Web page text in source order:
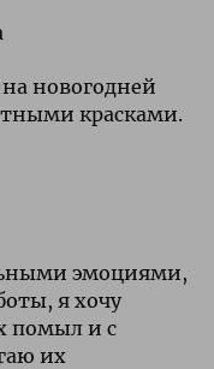
новогодней
красками.
эмоциями,
я хочу
помыл и с
их